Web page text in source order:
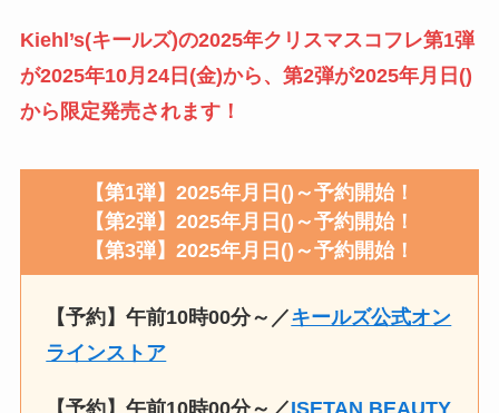
Kiehl’s(キールズ)の2025年クリスマスコフレ第1弾
が2025年10月24日(金)から、第2弾が2025年月日()
から限定発売されます！
【第1弾】2025年月日()～予約開始！
【第2弾】2025年月日()～予約開始！
【第3弾】2025年月日()～予約開始！
【予約】午前10時00分～／キールズ公式オン
ラインストア
【予約】午前10時00分～／ISETAN BEAUTY